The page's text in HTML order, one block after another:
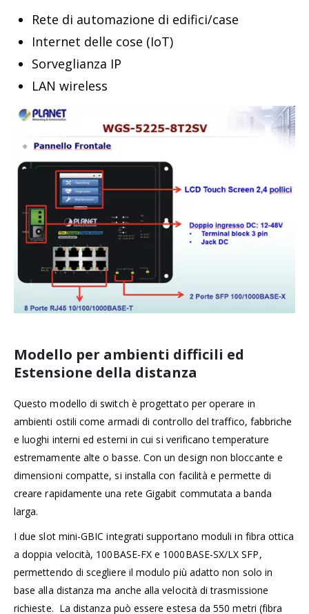
Rete di automazione di edifici/case
Internet delle cose (IoT)
Sorveglianza IP
LAN wireless
Modello per ambienti difficili ed
Estensione della distanza
Questo modello di switch è progettato per operare in
ambienti ostili come armadi di controllo del traffico, fabbriche
e luoghi interni ed esterni in cui si verificano temperature
estremamente alte o basse. Con un design non bloccante e
dimensioni compatte, si installa con facilità e permette di
creare rapidamente una rete Gigabit commutata a banda
larga.
I due slot mini-GBIC integrati supportano moduli in fibra ottica
a doppia velocità, 100BASE-FX e 1000BASE-SX/LX SFP,
permettendo di scegliere il modulo più adatto non solo in
base alla distanza ma anche alla velocità di trasmissione
richieste. La distanza può essere estesa da 550 metri (fibra